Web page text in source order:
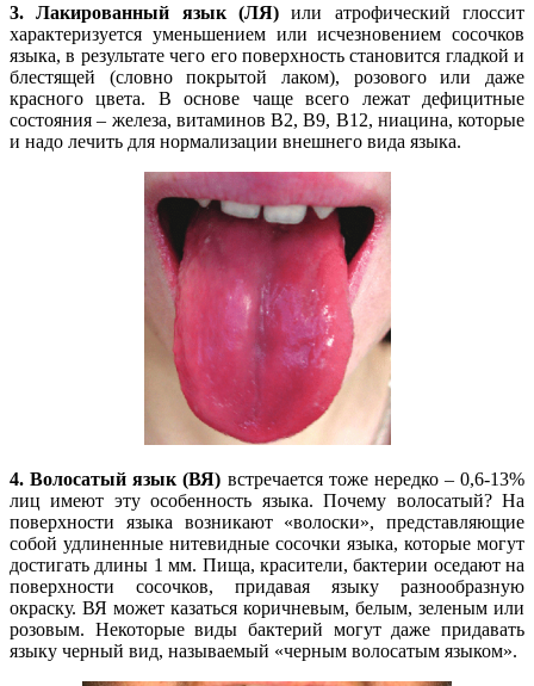
3. Лакированный язык (ЛЯ) или атрофический глоссит
характеризуется уменьшением или исчезновением сосочков
языка, в результате чего его поверхность становится гладкой и
блестящей (словно покрытой лаком), розового или даже
красного цвета. В основе чаще всего лежат дефицитные
состояния – железа, витаминов В2, В9, В12, ниацина, которые
и надо лечить для нормализации внешнего вида языка.
4. Волосатый язык (ВЯ) встречается тоже нередко – 0,6-13%
лиц имеют эту особенность языка. Почему волосатый? На
поверхности языка возникают «волоски», представляющие
собой удлиненные нитевидные сосочки языка, которые могут
достигать длины 1 мм. Пища, красители, бактерии оседают на
поверхности сосочков, придавая языку разнообразную
окраску. ВЯ может казаться коричневым, белым, зеленым или
розовым. Некоторые виды бактерий могут даже придавать
языку черный вид, называемый «черным волосатым языком».